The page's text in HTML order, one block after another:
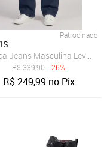
Luna Azul
Patrocinado
Jeans Masculina Levis
R$339,90 - 26%
R$249,99 no Pix